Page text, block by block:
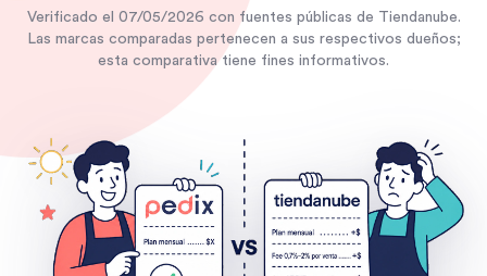
Verificado el 07/05/2026 con fuentes públicas de Tiendanube.
Las marcas comparadas pertenecen a sus respectivos dueños;
esta comparativa tiene fines informativos.